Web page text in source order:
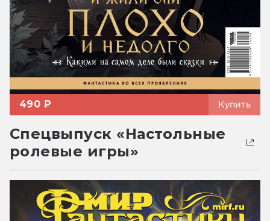
490 ₽ Купить
Спецвыпуск «Настольные
ролевые игры»